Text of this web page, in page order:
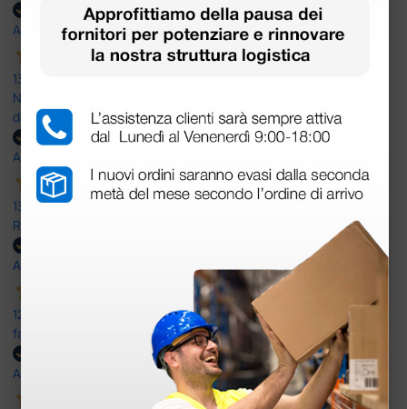
Acquirente verificato
13 Luglio 2026
Nulla da eccepire. Tutto estremamente chiaro e corretto,
dall’ordine alla consegna.
Acquirente verificato
13 Luglio 2026
Rapidi, disponibili ben forniti
Acquirente verificato
12 Giugno 2026
facilità di acquisto e puntualità
Acquirente verificato